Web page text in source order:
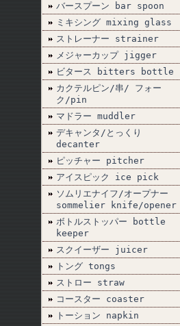
バースプーン bar spoon
ミキシング mixing glass
ストレーナー strainer
メジャーカップ jigger
ビタース bitters bottle
カクテルピン/串/ フォー
ク/pin
マドラー muddler
デキャンタ/とっくり
decanter
ピッチャー pitcher
アイスピック ice pick
ソムリエナイフ/オープナー
sommelier knife/opener
ボトルストッパー bottle
keeper
スクイーザー juicer
トング tongs
ストロー straw
コースター coaster
トーション napkin